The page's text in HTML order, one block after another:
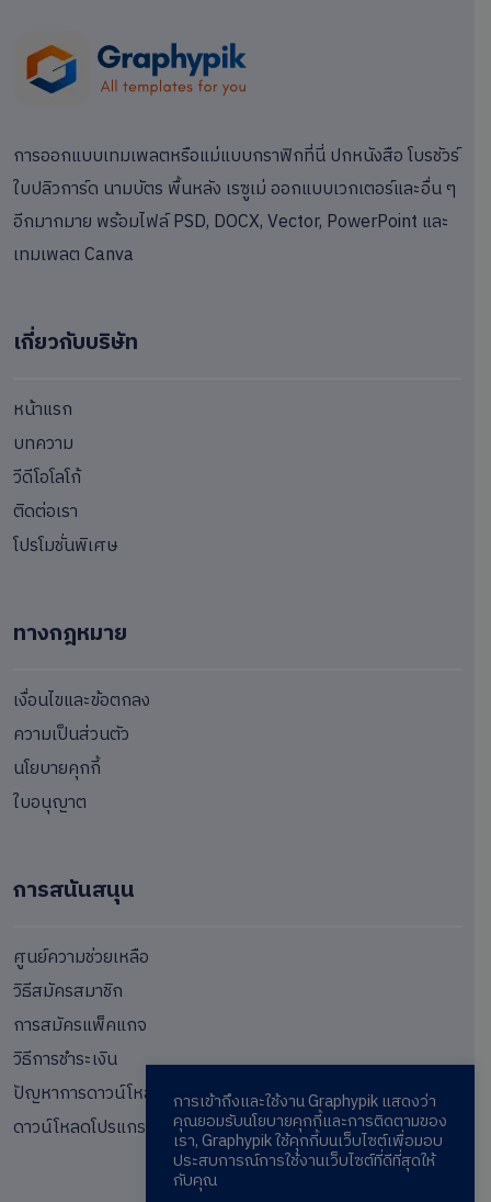
การออกแบบเทมเพลตหรือแม่แบบกราฟิกที่นี่ ปกหนังสือ โบรชัวร์
ใบปลิวการ์ด นามบัตร พื้นหลัง เรซูเม่ ออกแบบเวกเตอร์และอื่น ๆ
อีกมากมาย พร้อมไฟล์ PSD, DOCX, Vector, PowerPoint และ
เทมเพลต Canva
เกี่ยวกับบริษัท
หน้าแรก
บทความ
วีดีโอโลโก้
ติดต่อเรา
โปรโมชั่นพิเศษ
ทางกฎหมาย
เงื่อนไขและข้อตกลง
ความเป็นส่วนตัว
นโยบายคุกกี้
ใบอนุญาต
การสนันสนุน
ศูนย์ความช่วยเหลือ
วิธีสมัครสมาชิก
การสมัครแพ็คแกจ
วิธีการชำระเงิน
ปัญหาการดาวน์โหลด
ดาวน์โหลดโปรแกรม
การเข้าถึงและใช้งาน Graphypik แสดงว่า
คุณยอมรับนโยบายคุกกี้และการติดตามของ
เรา, Graphypik ใช้คุกกี้บนเว็บไซต์เพื่อมอบ
ประสบการณ์การใช้งานเว็บไซต์ที่ดีที่สุดให้
กับคุณ